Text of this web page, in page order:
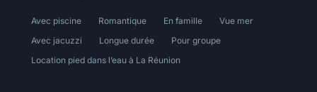
Avec piscine Romantique En famille
Vue mer
Avec jacuzzi
Longue durée
Pour groupe
Location pied dans l’eau à La Réunion